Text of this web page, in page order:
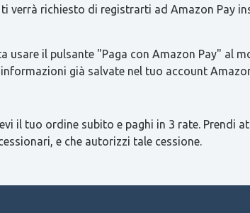
verrà richiesto di registrarti ad Amazon Pay
usare il pulsante "Paga con Amazon Pay" al
già salvate nel tuo account
il tuo ordine subito e paghi in 3 rate. Prendi
e che autorizzi tale cessione.